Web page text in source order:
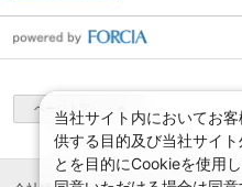
ページ上部へ
当社サイト内においてお
供する目的及び当社サイ
とを目的にCookieを使用